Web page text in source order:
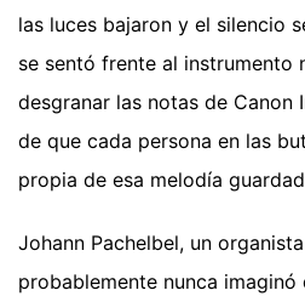
las luces bajaron y el silencio
se sentó frente al instrumento
desgranar las notas de Canon
de que cada persona en las
propia de esa melodía
Johann Pachelbel, un
probablemente nunca imaginó